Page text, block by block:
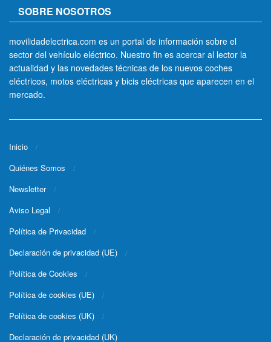
SOBRE NOSOTROS
movilidadelectrica.com es un portal de información sobre el
sector del vehículo eléctrico. Nuestro fin es acercar al lector la
actualidad y las novedades técnicas de los nuevos coches
eléctricos, motos eléctricas y bicis eléctricas que aparecen en el
mercado.
Inicio
Quiénes Somos
Newsletter
Aviso Legal
Política de Privacidad
Declaración de privacidad (UE)
Política de Cookies
Política de cookies (UE)
Política de cookies (UK)
Declaración de privacidad (UK)